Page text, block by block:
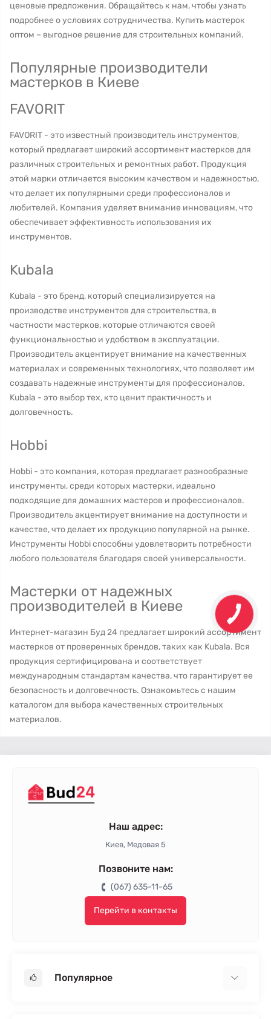
ценовые предложения. Обращайтесь к нам, чтобы узнать
подробнее о условиях сотрудничества. Купить мастерок
оптом – выгодное решение для строительных компаний.
Популярные производители
мастерков в Киеве
FAVORIT
FAVORIT - это известный производитель инструментов,
который предлагает широкий ассортимент мастерков для
различных строительных и ремонтных работ. Продукция
этой марки отличается высоким качеством и надежностью,
что делает их популярными среди профессионалов и
любителей. Компания уделяет внимание инновациям, что
обеспечивает эффективность использования их
инструментов.
Kubala
Kubala - это бренд, который специализируется на
производстве инструментов для строительства, в
частности мастерков, которые отличаются своей
функциональностью и удобством в эксплуатации.
Производитель акцентирует внимание на качественных
материалах и современных технологиях, что позволяет им
создавать надежные инструменты для профессионалов.
Kubala - это выбор тех, кто ценит практичность и
долговечность.
Hobbi
Hobbi - это компания, которая предлагает разнообразные
инструменты, среди которых мастерки, идеально
подходящие для домашних мастеров и профессионалов.
Производитель акцентирует внимание на доступности и
качестве, что делает их продукцию популярной на рынке.
Инструменты Hobbi способны удовлетворить потребности
любого пользователя благодаря своей универсальности.
Мастерки от надежных
производителей в Киеве
Интернет-магазин Буд 24 предлагает широкий ассортимент
мастерков от проверенных брендов, таких как Kubala. Вся
продукция сертифицирована и соответствует
международным стандартам качества, что гарантирует ее
безопасность и долговечность. Ознакомьтесь с нашим
каталогом для выбора качественных строительных
материалов.
Наш адрес:
Киев, Медовая 5
Позвоните нам:
(067) 635-11-65
Перейти в контакты
Популярное